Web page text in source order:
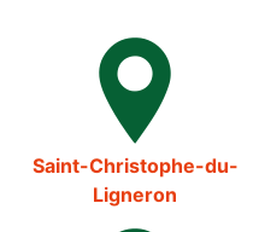
Saint-Christophe-du-
Ligneron